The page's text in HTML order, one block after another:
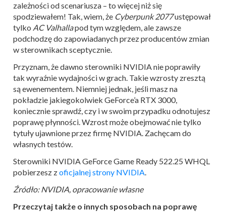
zależności od scenariusza – to więcej niż się
spodziewałem! Tak, wiem, że Cyberpunk 2077ustępował
tylko AC Valhallapod tym względem, ale zawsze
podchodzę do zapowiadanych przez producentów zmian
w sterownikach sceptycznie.
Przyznam, że dawno sterowniki NVIDIA nie poprawiły
tak wyraźnie wydajności w grach. Takie wzrosty zresztą
są ewenementem. Niemniej jednak, jeśli masz na
pokładzie jakiegokolwiek GeForce’a RTX 3000,
koniecznie sprawdź, czy i w swoim przypadku odnotujesz
poprawę płynności. Wzrost może obejmować nie tylko
tytuły ujawnione przez firmę NVIDIA. Zachęcam do
własnych testów.
Sterowniki NVIDIA GeForce Game Ready 522.25 WHQL
pobierzesz zoficjalnej strony NVIDIA.
Źródło: NVIDIA, opracowanie własne
Przeczytaj także o innych sposobach na poprawę